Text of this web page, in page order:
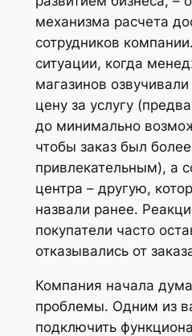
механизма расчета
сотрудников
ситуации, когда
магазинов
цену за услугу
до минимально
чтобы заказ был более
привлекательным), а
центра – другую,
назвали ранее.
покупатели часто
отказывались от
Компания начала
проблемы. Одним из
подключить